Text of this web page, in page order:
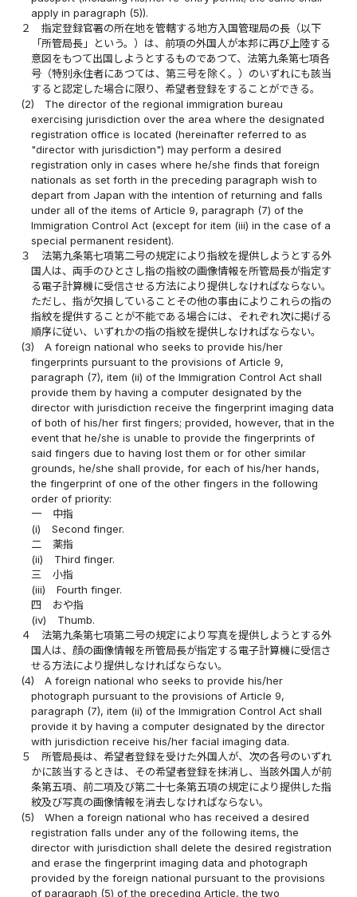
apply in paragraph (5)).
２
指定登録官署の所在地を管轄する地方入国管理局の長（以下
「所管局長」という。）は、前項の外国人が本邦に再び上陸する
意図をもつて出国しようとするものであつて、法第九条第七項各
号（特別永住者にあつては、第三号を除く。）のいずれにも該当
すると認定した場合に限り、希望者登録をすることができる。
(2)
The director of the regional immigration bureau
exercising jurisdiction over the area where the designated
registration office is located (hereinafter referred to as
"director with jurisdiction") may perform a desired
registration only in cases where he/she finds that foreign
nationals as set forth in the preceding paragraph wish to
depart from Japan with the intention of returning and falls
under all of the items of Article 9, paragraph (7) of the
Immigration Control Act (except for item (iii) in the case of a
special permanent resident).
３
法第九条第七項第二号の規定により指紋を提供しようとする外
国人は、両手のひとさし指の指紋の画像情報を所管局長が指定す
る電子計算機に受信させる方法により提供しなければならない。
ただし、指が欠損していることその他の事由によりこれらの指の
指紋を提供することが不能である場合には、それぞれ次に掲げる
順序に従い、いずれかの指の指紋を提供しなければならない。
(3)
A foreign national who seeks to provide his/her
fingerprints pursuant to the provisions of Article 9,
paragraph (7), item (ii) of the Immigration Control Act shall
provide them by having a computer designated by the
director with jurisdiction receive the fingerprint imaging data
of both of his/her first fingers; provided, however, that in the
event that he/she is unable to provide the fingerprints of
said fingers due to having lost them or for other similar
grounds, he/she shall provide, for each of his/her hands,
the fingerprint of one of the other fingers in the following
order of priority:
一
中指
(i)
Second finger.
二
薬指
(ii)
Third finger.
三
小指
(iii)
Fourth finger.
四
おや指
(iv)
Thumb.
４
法第九条第七項第二号の規定により写真を提供しようとする外
国人は、顔の画像情報を所管局長が指定する電子計算機に受信さ
せる方法により提供しなければならない。
(4)
A foreign national who seeks to provide his/her
photograph pursuant to the provisions of Article 9,
paragraph (7), item (ii) of the Immigration Control Act shall
provide it by having a computer designated by the director
with jurisdiction receive his/her facial imaging data.
５
所管局長は、希望者登録を受けた外国人が、次の各号のいずれ
かに該当するときは、その希望者登録を抹消し、当該外国人が前
条第五項、前二項及び第二十七条第五項の規定により提供した指
紋及び写真の画像情報を消去しなければならない。
(5)
When a foreign national who has received a desired
registration falls under any of the following items, the
director with jurisdiction shall delete the desired registration
and erase the fingerprint imaging data and photograph
provided by the foreign national pursuant to the provisions
of paragraph (5) of the preceding Article, the two